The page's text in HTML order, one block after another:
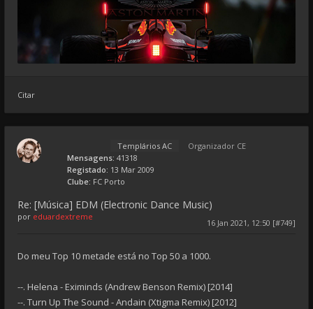
Citar
Templários AC
Organizador CE
Mensagens: 41318
Registado: 13 Mar 2009
Clube: FC Porto
Re: [Música] EDM (Electronic Dance Music)
16 Jan 2021, 12:50 [#749]
por eduardextreme
Do meu Top 10 metade está no Top 50 a 1000.
--. Helena - Eximinds (Andrew Benson Remix) [2014]
--. Turn Up The Sound - Andain (Xtigma Remix) [2012]